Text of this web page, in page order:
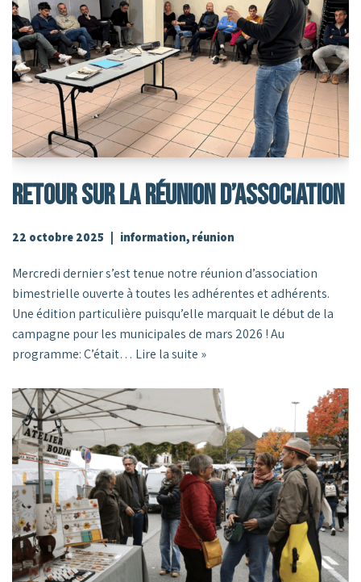
Retour Sur La Réunion D’association
22 octobre 2025 information, réunion
Mercredi dernier s’est tenue notre réunion d’association
bimestrielle ouverte à toutes les adhérentes et adhérents.
Une édition particulière puisqu’elle marquait le début de la
campagne pour les municipales de mars 2026 ! Au
programme: C’était… Lire la suite »